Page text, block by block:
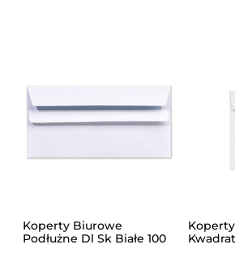
Koperty Biurowe
Podłużne Dl Sk Białe 100
Kwadrat